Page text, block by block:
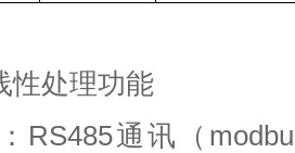
性处理功能
RS485通讯（